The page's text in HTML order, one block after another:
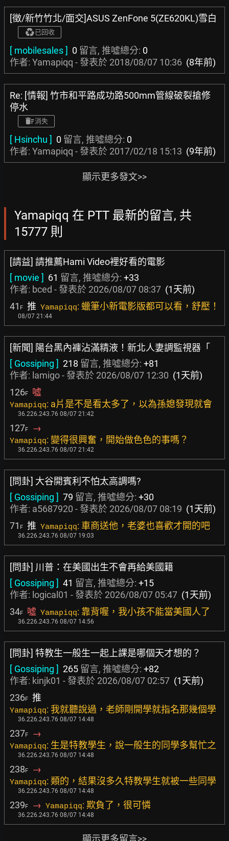
[徵/新竹竹北/面交]ASUS ZenFone 5(ZE620KL)雪白
已回收
[ mobilesales ] 0 留言, 推噓總分: 0
作者: Yamapiqq - 發表於 2018/08/07 10:36 (8年前)
Re: [情報] 竹市和平路成功路500mm管線破裂搶修
停水
消失
[ Hsinchu ] 0 留言, 推噓總分: 0
作者: Yamapiqq - 發表於 2017/02/18 15:13 (9年前)
顯示更多發文>>
Yamapiqq 在 PTT 最新的留言, 共
15777 則
[請益] 請推薦Hami Video裡好看的電影
[ movie ] 61 留言, 推噓總分: +33
作者: bced - 發表於 2026/08/07 08:37 (1天前)
41 F 推 Yamapiqq: 蠟筆小新電影版都可以看，舒壓！
08/07 21:44
[新聞] 陽台黑內褲沾滿精液！新北人妻調監視器「
[ Gossiping ] 218 留言, 推噓總分: +81
作者: lamigo- 發表於 2026/08/07 12:30 (1天前)
126F 噓
Yamapiqq: a片是不是看太多了，以為孫媳發現就會
36.226.243.76 08/07 21:42
127F →
Yamapiqq: 變得很興奮，開始做色色的事嗎？
36.226.243.76 08/07 21:42
[問卦] 大谷開賓利不怕太高調嗎?
[ Gossiping ] 79 留言, 推噓總分: +30
作者: a5687920 - 發表於 2026/08/07 08:19 (1天前)
71 F 推 Yamapiqq: 車商送他，老婆也喜歡才開的吧
36.226.243.76 08/07 19:03
[問卦] 川普：在美國出生不會再給美國籍
[ Gossiping ] 41 留言, 推噓總分: +15
作者: logical01 - 發表於 2026/08/07 05:47 (1天前)
34F 噓 Yamapiqq: 靠背喔，我小孩不能當美國人了
36.226.243.76 08/07 14:56
[問卦] 特教生一般生一起上課是哪個天才想的？
[ Gossiping ] 265 留言, 推噓總分: +82
作者: kinjk01 - 發表於 2026/08/07 02:57 (1天前)
236F 推
Yamapiqq: 我就聽說過，老師剛開學就指名那幾個學
36.226.243.76 08/07 14:48
237F →
Yamapiqq: 生是特教學生，說一般生的同學多幫忙之
36.226.243.76 08/07 14:48
238F →
Yamapiqq: 類的，結果沒多久特教學生就被一些同學
36.226.243.76 08/07 14:48
239F → Yamapiqq: 欺負了，很可憐
36.226.243.76 08/07 14:48
顯示更多留言>>